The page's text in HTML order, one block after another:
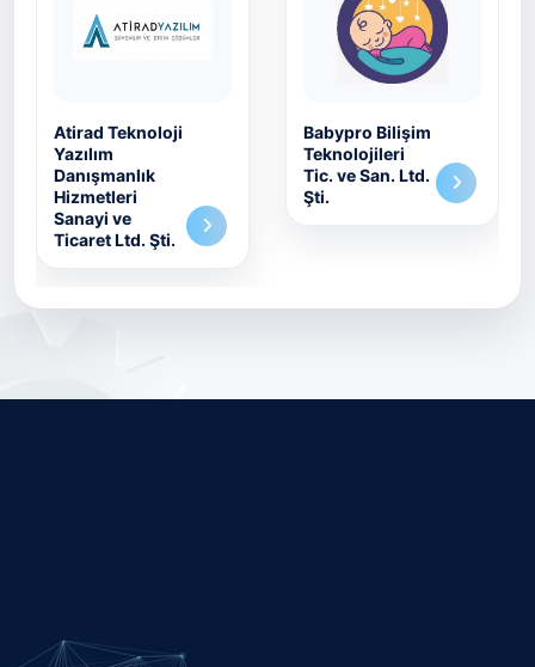
Babypro Bilişim
Teknolojileri
Tic. ve San. Ltd.
Şti.
İlker Şen Otto
Genesis
Biyoteknoloji